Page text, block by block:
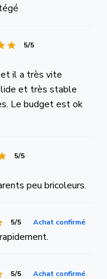
5/5
il a très vite
et très stable
Le budget est ok
5/5
peu bricoleurs.
5/5 Achat confirmé
5/5 Achat confirmé